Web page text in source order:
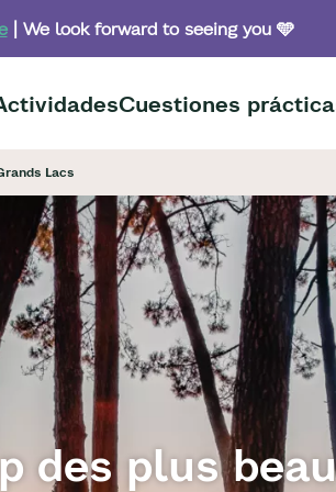
| We look forward to seeing you 🩵
Cuestiones
Lacs
des plus